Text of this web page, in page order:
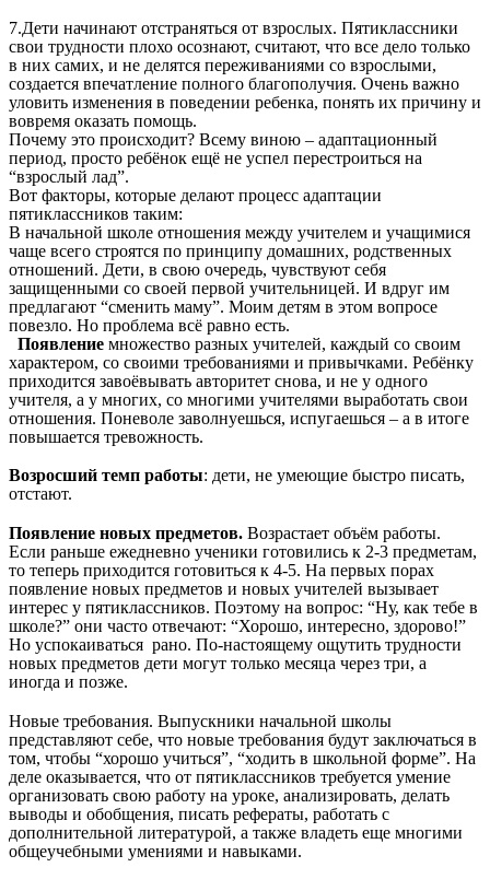
7.Дети начинают отстраняться от взрослых. Пятиклассники
свои трудности плохо осознают, считают, что все дело только
в них самих, и не делятся переживаниями со взрослыми,
создается впечатление полного благополучия. Очень важно
уловить изменения в поведении ребенка, понять их причину и
вовремя оказать помощь.
Почему это происходит? Всему виною – адаптационный
период, просто ребёнок ещё не успел перестроиться на
“взрослый лад”.
Вот факторы, которые делают процесс адаптации
пятиклассников таким:
В начальной школе отношения между учителем и учащимися
чаще всего строятся по принципу домашних, родственных
отношений. Дети, в свою очередь, чувствуют себя
защищенными со своей первой учительницей. И вдруг им
предлагают “сменить маму”. Моим детям в этом вопросе
повезло. Но проблема всё равно есть.
Появление множество разных учителей, каждый со своим
характером, со своими требованиями и привычками. Ребёнку
приходится завоёвывать авторитет снова, и не у одного
учителя, а у многих, со многими учителями выработать свои
отношения. Поневоле заволнуешься, испугаешься – а в итоге
повышается тревожность.
Возросший темп работы: дети, не умеющие быстро писать,
отстают.
Появление новых предметов. Возрастает объём работы.
Если раньше ежедневно ученики готовились к 2-3 предметам,
то теперь приходится готовиться к 4-5. На первых порах
появление новых предметов и новых учителей вызывает
интерес у пятиклассников. Поэтому на вопрос: “Ну, как тебе в
школе?” они часто отвечают: “Хорошо, интересно, здорово!”
Но успокаиваться рано. По-настоящему ощутить трудности
новых предметов дети могут только месяца через три, а
иногда и позже.
Новые требования. Выпускники начальной школы
представляют себе, что новые требования будут заключаться в
том, чтобы “хорошо учиться”, “ходить в школьной форме”. На
деле оказывается, что от пятиклассников требуется умение
организовать свою работу на уроке, анализировать, делать
выводы и обобщения, писать рефераты, работать с
дополнительной литературой, а также владеть еще многими
общеучебными умениями и навыками.